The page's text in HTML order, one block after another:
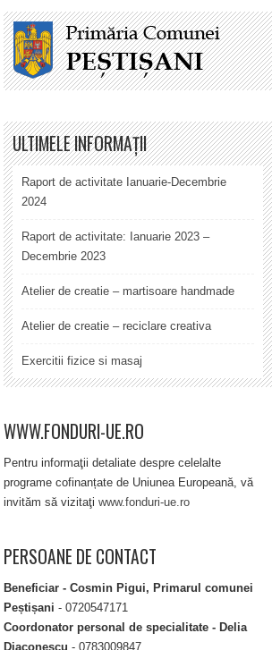
ULTIMELE INFORMAȚII
Raport de activitate Ianuarie-Decembrie
2024
Raport de activitate: Ianuarie 2023 –
Decembrie 2023
Atelier de creatie – martisoare handmade
Atelier de creatie – reciclare creativa
Exercitii fizice si masaj
WWW.FONDURI-UE.RO
Pentru informaţii detaliate despre celelalte
programe cofinanțate de Uniunea Europeană, vă
invităm să vizitaţi www.fonduri-ue.ro
PERSOANE DE CONTACT
Beneficiar - Cosmin Pigui, Primarul comunei
Peștișani - 0720547171
Coordonator personal de specialitate - Delia
Diaconescu - 0783009847